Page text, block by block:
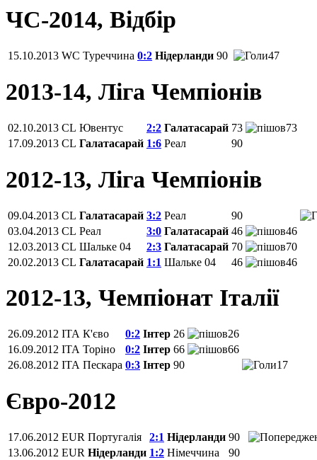
ЧС-2014, Відбір
15.10.2013 WC Туреччина 0:2 Нідерланди 90 47
2013-14, Ліга Чемпіонів
02.10.2013 CL Ювентус 2:2 Галатасарай 73
73
17.09.2013 CL Галатасарай 1:6 Реал 90
2012-13, Ліга Чемпіонів
09.04.2013 CL Галатасарай 3:2 Реал
90
03.04.2013 CL Реал 3:0 Галатасарай 46
46
12.03.2013 CL Шальке 04 2:3 Галатасарай 70
70
20.02.2013 CL Галатасарай 1:1 Шальке 04 46 46
2012-13, Чемпіонат Італії
26.09.2012 ITA К'єво 0:2 Інтер 26
26
16.09.2012 ITA Торіно 0:2 Інтер 66
66
26.08.2012 ITA Пескара 0:3 Інтер 90 17
Євро-2012
17.06.2012 EUR Португалія 2:1 Нідерланди 90
13.06.2012 EUR Нідерланди 1:2 Німеччина
90